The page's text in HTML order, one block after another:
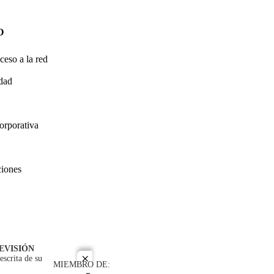
close
a la red
de su
MIEMBRO DE: